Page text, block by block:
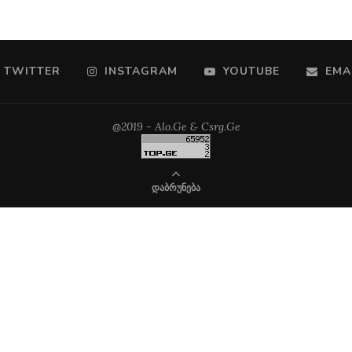
TWITTER INSTAGRAM YOUTUBE
@2019 - Alo.Ge & Csrg.Ge
ᲓᲐᲑᲠᲣᲜᲔᲑᲐ